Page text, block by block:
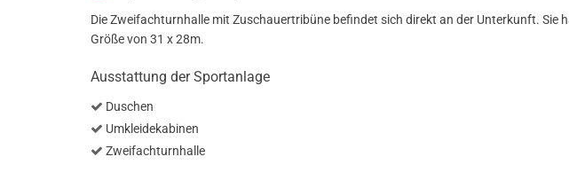
Die Zweifachturnhalle mit Zuschauertribüne befindet sich direkt an der Unterkunft. Sie
Größe von 31 x 28m.
Ausstattung der Sportanlage
Duschen
Umkleidekabinen
Zweifachturnhalle